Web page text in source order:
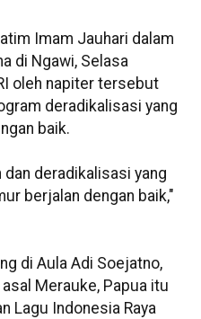
Imam Jauhari dalam
di Ngawi, Selasa
oleh napiter tersebut
deradikalisasi yang
baik.
deradikalisasi yang
berjalan dengan baik,"
di Aula Adi Soejatno,
Merauke, Papua itu
Lagu Indonesia Raya